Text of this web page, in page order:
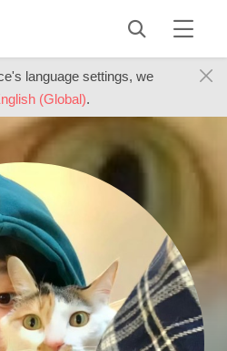
language settings, we
(Global).